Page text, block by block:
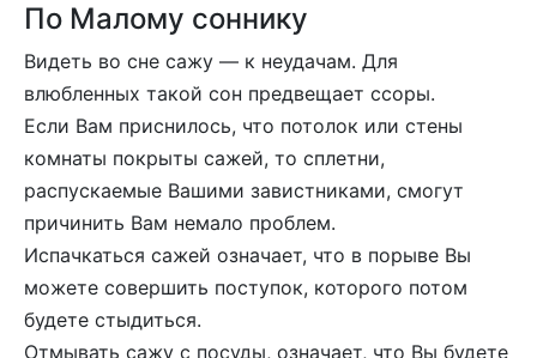
По Малому соннику
Видеть во сне сажу — к неудачам. Для
влюбленных такой сон предвещает ссоры.
Если Вам приснилось, что потолок или стены
комнаты покрыты сажей, то сплетни,
распускаемые Вашими завистниками, смогут
причинить Вам немало проблем.
Испачкаться сажей означает, что в порыве Вы
можете совершить поступок, которого потом
будете стыдиться.
Отмывать сажу с посуды, означает, что Вы будете